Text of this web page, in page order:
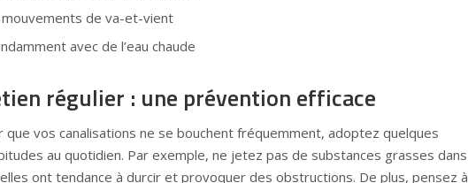
de va-et-vient
avec de l’eau chaude
régulier : une prévention efficace
que vos canalisations ne se bouchent fréquemment, adoptez quelques
au quotidien. Par exemple, ne jetez pas de substances grasses dans
elles ont tendance à durcir et provoquer des obstructions. De plus, pensez à